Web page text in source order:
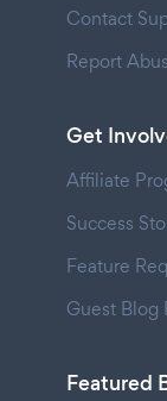
Contact
Report
Get
Affiliate
Success
Feature
Guest Blog
Featured